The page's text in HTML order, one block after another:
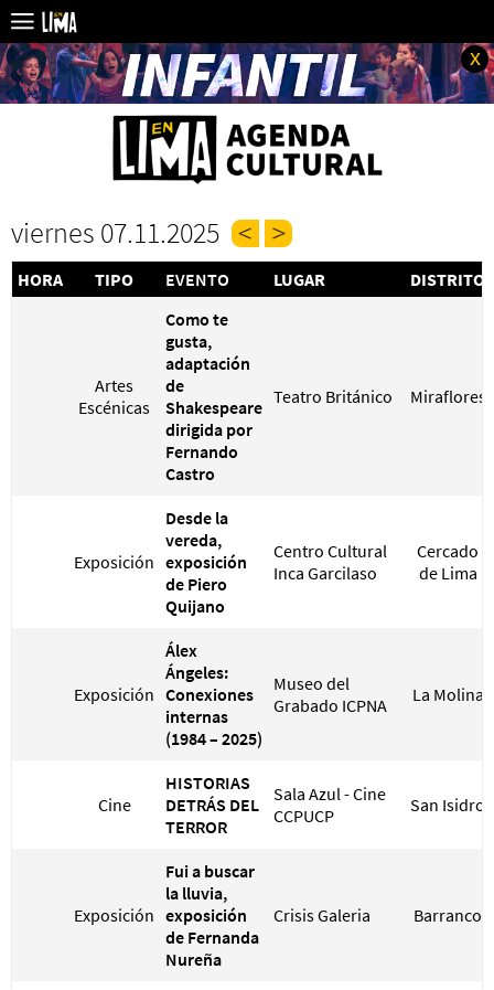
x
viernes 07.11.2025
HORA TIPO EVENTO LUGAR DISTRITO
Artes
Escénicas
Como te
gusta,
adaptación
de
Shakespeare
dirigida por
Fernando
Castro
Teatro Británico Miraflores
Exposición
Desde la
vereda,
exposición
de Piero
Quijano
Centro Cultural
Inca Garcilaso
Cercado
de Lima
Exposición
Álex
Ángeles:
Conexiones
internas
(1984 – 2025)
Museo del
Grabado ICPNA
La Molina
Cine
HISTORIAS
DETRÁS DEL
TERROR
Sala Azul - Cine
CCPUCP
San Isidro
Exposición
Fui a buscar
la lluvia,
exposición
de Fernanda
Nureña
Crisis Galeria Barranco